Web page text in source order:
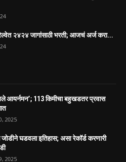
२४२४ जागांसाठी भरती; आजचं अर्ज करा...
आयर्नमन’; 113 किमीचा बहुखडतर प्रवास
2025
घडवला इतिहास; असा रेकॉर्ड करणारी
2025